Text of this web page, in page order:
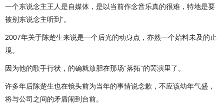
一个东说念主王人是自媒体，是以当前作念音乐真的很难，特地是要
被别东说念主听到”。
2007年关于陈楚生来说是一个后光的动身点，亦然一个始料未及的止
境。
因为他的歌手行状，的确就放胆在那场“落拓”的罢演里了。
许多年后陈楚生也在镜头前为当年的事情说念歉，不应该幼年气盛，
将与公司之间的矛盾闹到台前。